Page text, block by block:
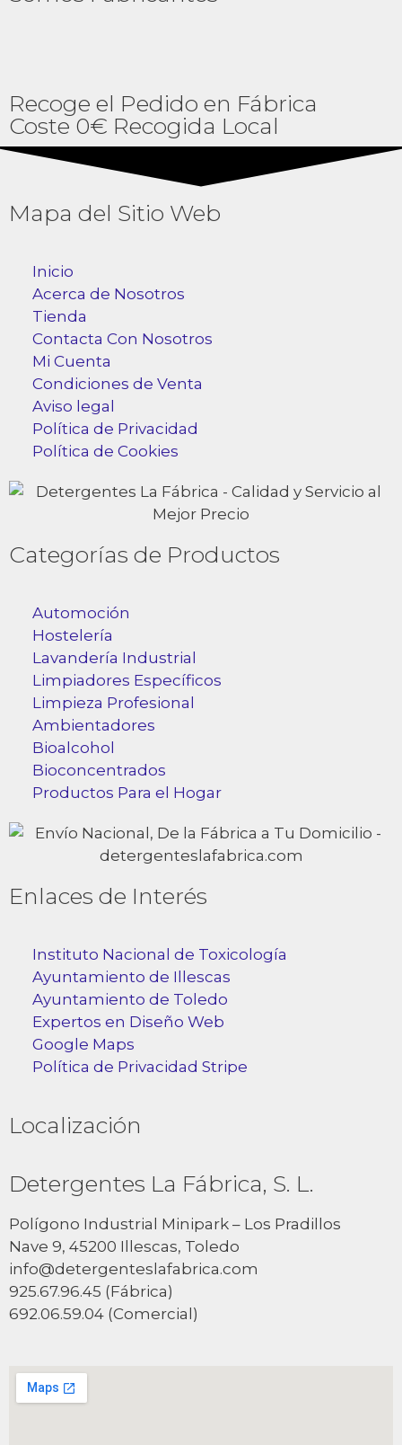
Recoge el Pedido en Fábrica
Coste 0€ Recogida Local
Mapa del Sitio Web
Inicio
Acerca de Nosotros
Tienda
Contacta Con Nosotros
Mi Cuenta
Condiciones de Venta
Aviso legal
Política de Privacidad
Política de Cookies
Categorías de Productos
Automoción
Hostelería
Lavandería Industrial
Limpiadores Específicos
Limpieza Profesional
Ambientadores
Bioalcohol
Bioconcentrados
Productos Para el Hogar
Enlaces de Interés
Instituto Nacional de Toxicología
Ayuntamiento de Illescas
Ayuntamiento de Toledo
Expertos en Diseño Web
Google Maps
Política de Privacidad Stripe
Localización
Detergentes La Fábrica, S. L.
Polígono Industrial Minipark – Los Pradillos
Nave 9, 45200 Illescas, Toledo
info@detergenteslafabrica.com
925.67.96.45 (Fábrica)
692.06.59.04 (Comercial)